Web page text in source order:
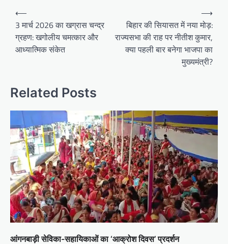
Post
navigation
⟵
3 मार्च 2026 का खग्रास चन्द्र
ग्रहण: खगोलीय चमत्कार और
आध्यात्मिक संकेत
बिहार की सियासत में नया मोड़:
राज्यसभा की राह पर नीतीश कुमार,
क्या पहली बार बनेगा भाजपा का
मुख्यमंत्री?
⟶
Related Posts
आंगनबाड़ी सेविका-सहायिकाओं का ‘आक्रोश दिवस’ प्रदर्शन